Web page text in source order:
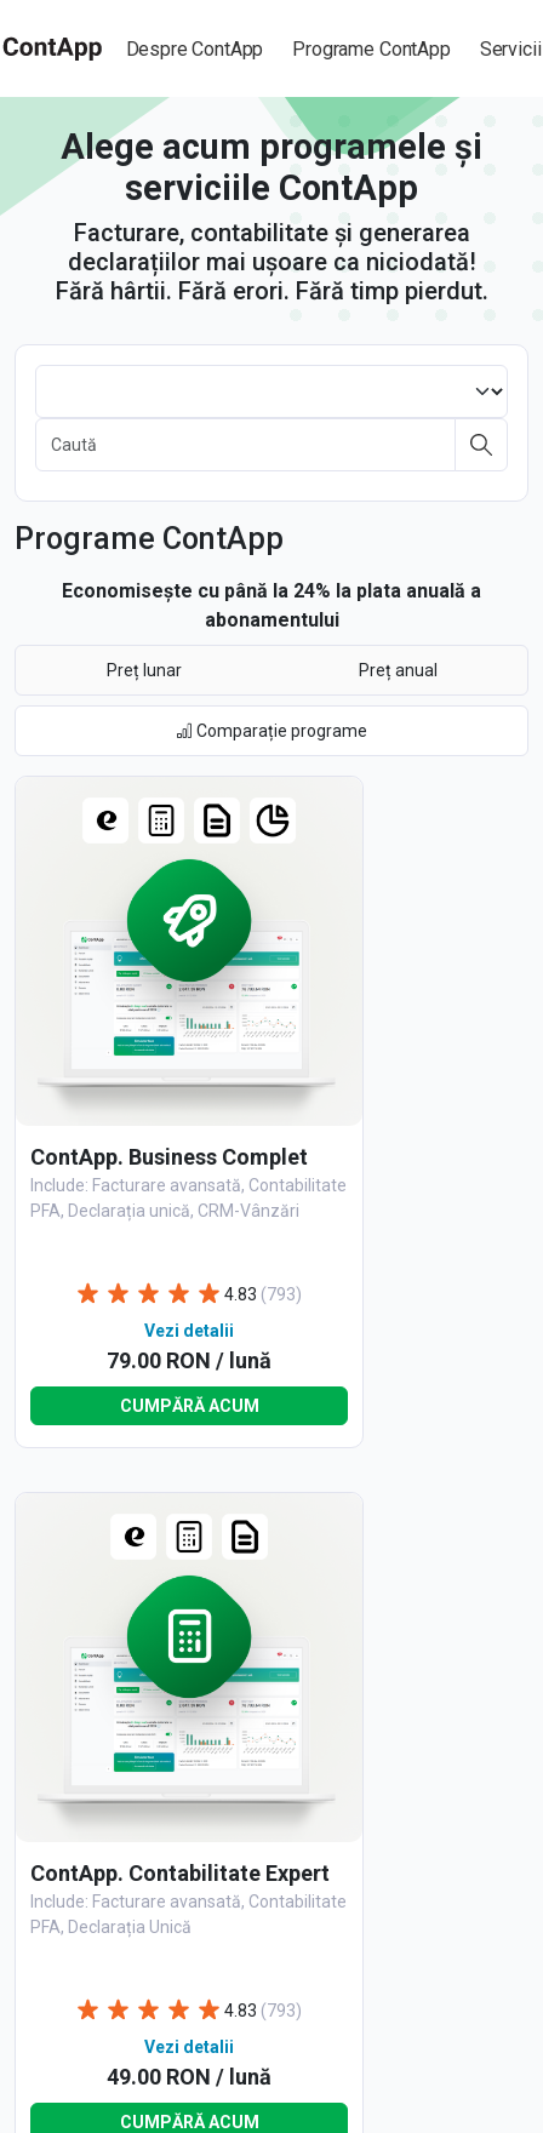
Despre ContApp Programe ContApp
Alege acum programele și
serviciile ContApp
Facturare, contabilitate și generarea
declarațiilor mai ușoare ca niciodată!
Fără hârtii. Fără erori. Fără timp pierdut.
Programe ContApp
Economisește cu până la 24% la plata anuală a
abonamentului
Preț lunar Preț anual
Comparație programe
ContApp. Business Complet
Include: Facturare avansată, Contabilitate
PFA, Declarația unică, CRM-Vânzări
4.83 (793)
Vezi detalii
79.00 RON / lună
CUMPĂRĂ ACUM
ContApp. Contabilitate Expert
Include: Facturare avansată, Contabilitate
PFA, Declarația Unică
4.83 (793)
Vezi detalii
49.00 RON / lună
CUMPĂRĂ ACUM